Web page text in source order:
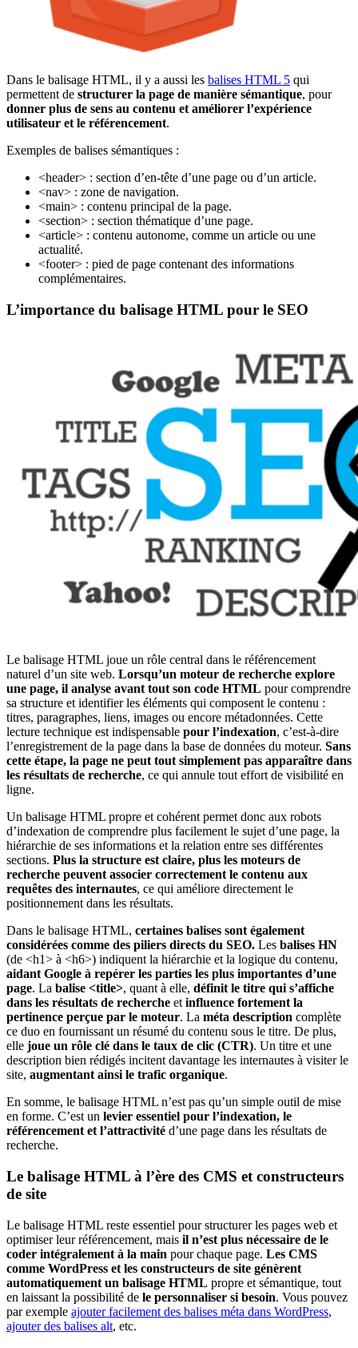
Dans le balisage HTML, il y a aussi les balises HTML 5 qui
permettent de structurer la page de manière sémantique, pour
donner plus de sens au contenu et améliorer l’expérience
utilisateur et le référencement.
Exemples de balises sémantiques :
<header> : section d’en-tête d’une page ou d’un article.
<nav> : zone de navigation.
<main> : contenu principal de la page.
<section> : section thématique d’une page.
<article> : contenu autonome, comme un article ou une
actualité.
<footer> : pied de page contenant des informations
complémentaires.
L’importance du balisage HTML pour le SEO
Le balisage HTML joue un rôle central dans le référencement
naturel d’un site web. Lorsqu’un moteur de recherche explore
une page, il analyse avant tout son code HTML pour comprendre
sa structure et identifier les éléments qui composent le contenu :
titres, paragraphes, liens, images ou encore métadonnées. Cette
lecture technique est indispensable pour l’indexation, c’est-à-dire
l’enregistrement de la page dans la base de données du moteur. Sans
cette étape, la page ne peut tout simplement pas apparaître dans
les résultats de recherche, ce qui annule tout effort de visibilité en
ligne.
Un balisage HTML propre et cohérent permet donc aux robots
d’indexation de comprendre plus facilement le sujet d’une page, la
hiérarchie de ses informations et la relation entre ses différentes
sections. Plus la structure est claire, plus les moteurs de
recherche peuvent associer correctement le contenu aux
requêtes des internautes, ce qui améliore directement le
positionnement dans les résultats.
Dans le balisage HTML, certaines balises sont également
considérées comme des piliers directs du SEO. Les balises HN
(de <h1> à <h6>) indiquent la hiérarchie et la logique du contenu,
aidant Google à repérer les parties les plus importantes d’une
page. La balise <title>, quant à elle, définit le titre qui s’affiche
dans les résultats de recherche et influence fortement la
pertinence perçue par le moteur. La méta description complète
ce duo en fournissant un résumé du contenu sous le titre. De plus,
elle joue un rôle clé dans le taux de clic (CTR). Un titre et une
description bien rédigés incitent davantage les internautes à visiter le
site, augmentant ainsi le trafic organique.
En somme, le balisage HTML n’est pas qu’un simple outil de mise
en forme. C’est un levier essentiel pour l’indexation, le
référencement et l’attractivité d’une page dans les résultats de
recherche.
Le balisage HTML à l’ère des CMS et constructeurs
de site
Le balisage HTML reste essentiel pour structurer les pages web et
optimiser leur référencement, mais il n’est plus nécessaire de le
coder intégralement à la main pour chaque page. Les CMS
comme WordPress et les constructeurs de site génèrent
automatiquement un balisage HTML propre et sémantique, tout
en laissant la possibilité de le personnaliser si besoin. Vous pouvez
par exemple ajouter facilement des balises méta dans WordPress,
ajouter des balises alt, etc.